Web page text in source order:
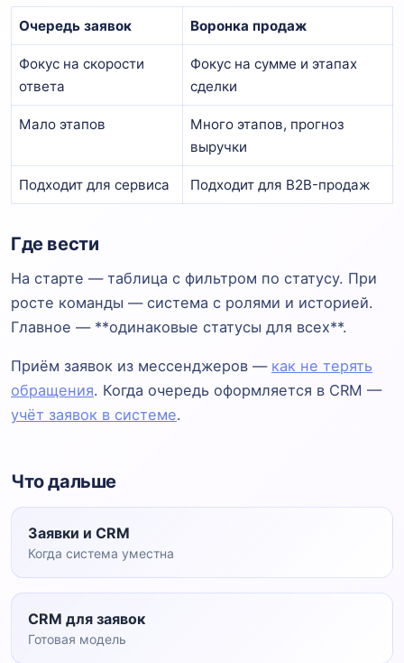
Очередь заявок Воронка продаж
Фокус на скорости
ответа
Фокус на сумме и этапах
сделки
Мало этапов
Много этапов, прогноз
выручки
Подходит для сервиса Подходит для B2B-продаж
Где вести
На старте — таблица с фильтром по статусу. При
росте команды — система с ролями и историей.
Главное — **одинаковые статусы для всех**.
Приём заявок из мессенджеров — как не терять
обращения. Когда очередь оформляется в CRM —
учёт заявок в системе.
Что дальше
Заявки и CRM
Когда система уместна
CRM для заявок
Готовая модель